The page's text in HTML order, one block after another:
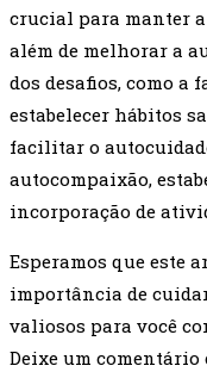
crucial para manter
além de melhorar a
dos desafios, como a
estabelecer hábitos
facilitar o
autocompaixão,
incorporação de
Esperamos que este
importância de
valiosos para você
Deixe um